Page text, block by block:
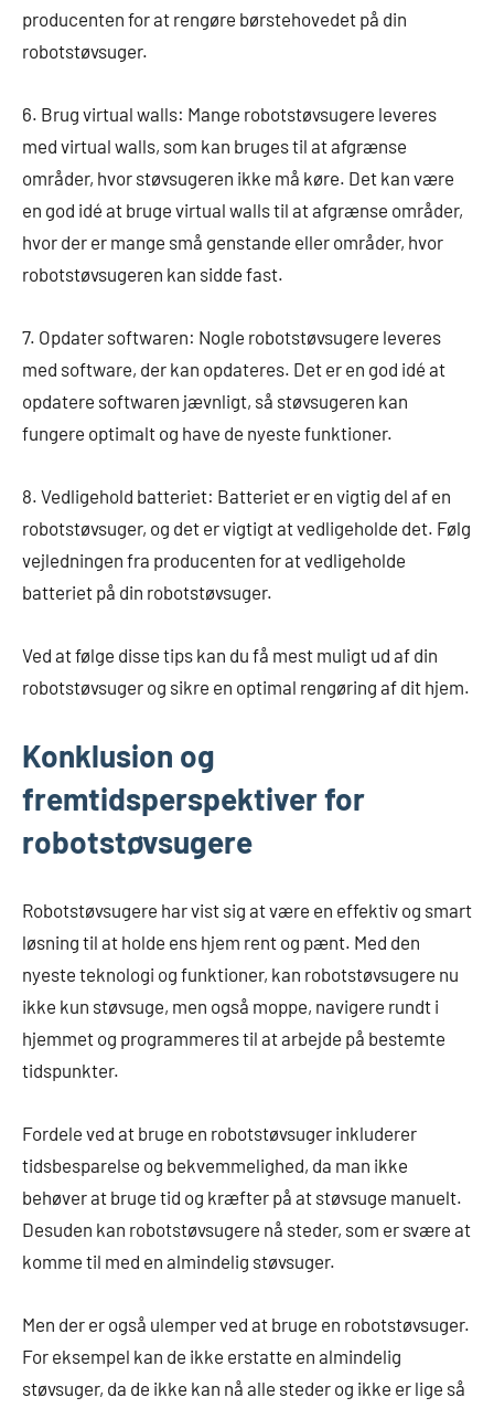
producenten for at rengøre børstehovedet på din
robotstøvsuger.
6. Brug virtual walls: Mange robotstøvsugere leveres
med virtual walls, som kan bruges til at afgrænse
områder, hvor støvsugeren ikke må køre. Det kan være
en god idé at bruge virtual walls til at afgrænse områder,
hvor der er mange små genstande eller områder, hvor
robotstøvsugeren kan sidde fast.
7. Opdater softwaren: Nogle robotstøvsugere leveres
med software, der kan opdateres. Det er en god idé at
opdatere softwaren jævnligt, så støvsugeren kan
fungere optimalt og have de nyeste funktioner.
8. Vedligehold batteriet: Batteriet er en vigtig del af en
robotstøvsuger, og det er vigtigt at vedligeholde det. Følg
vejledningen fra producenten for at vedligeholde
batteriet på din robotstøvsuger.
Ved at følge disse tips kan du få mest muligt ud af din
robotstøvsuger og sikre en optimal rengøring af dit hjem.
Konklusion og
fremtidsperspektiver for
robotstøvsugere
Robotstøvsugere har vist sig at være en effektiv og smart
løsning til at holde ens hjem rent og pænt. Med den
nyeste teknologi og funktioner, kan robotstøvsugere nu
ikke kun støvsuge, men også moppe, navigere rundt i
hjemmet og programmeres til at arbejde på bestemte
tidspunkter.
Fordele ved at bruge en robotstøvsuger inkluderer
tidsbesparelse og bekvemmelighed, da man ikke
behøver at bruge tid og kræfter på at støvsuge manuelt.
Desuden kan robotstøvsugere nå steder, som er svære at
komme til med en almindelig støvsuger.
Men der er også ulemper ved at bruge en robotstøvsuger.
For eksempel kan de ikke erstatte en almindelig
støvsuger, da de ikke kan nå alle steder og ikke er lige så